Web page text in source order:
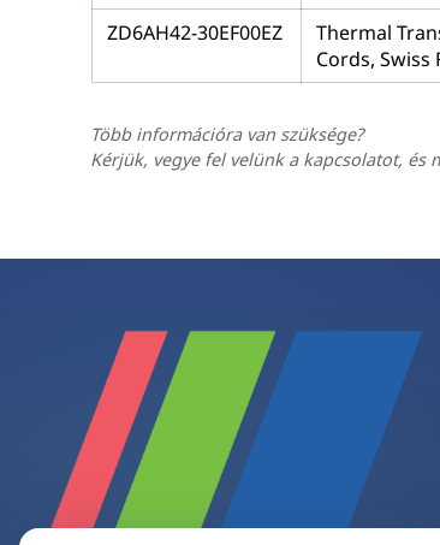
ZD6AH42-30EF00EZ
Thermal
Cords, Swiss
Több információra van szüksége?
Kérjük, vegye fel velünk a kapcsolatot, és